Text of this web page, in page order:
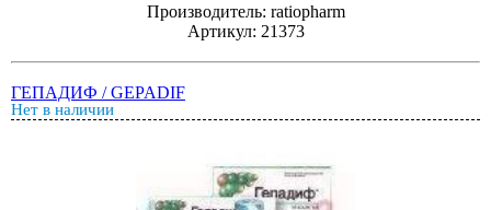
Производитель: ratiopharm
Артикул: 21373
ГЕПАДИФ / GEPADIF
Нет в наличии